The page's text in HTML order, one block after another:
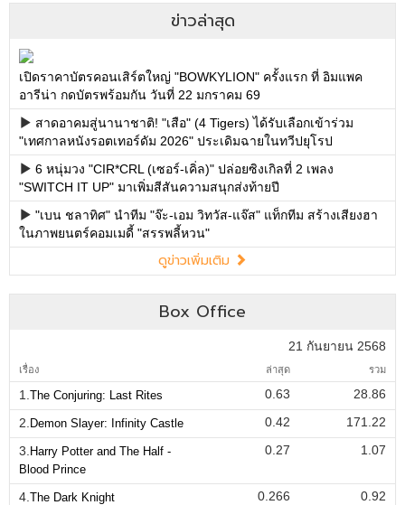
ข่าวล่าสุด
เปิดราคาบัตรคอนเสิร์ตใหญ่ "BOWKYLION" ครั้งแรก ที่ อิมแพค
อารีน่า กดบัตรพร้อมกัน วันที่ 22 มกราคม 69
สาดอาคมสู่นานาชาติ! "เสือ" (4 Tigers) ได้รับเลือกเข้าร่วม
"เทศกาลหนังรอตเทอร์ดัม 2026" ประเดิมฉายในทวีปยุโรป
6 หนุ่มวง "CIR*CRL (เซอร์-เคิ่ล)" ปล่อยซิงเกิลที่ 2 เพลง
"SWITCH IT UP" มาเพิ่มสีสันความสนุกส่งท้ายปี
"เบน ชลาทิศ" นำทีม "จ๊ะ-เอม วิทวัส-แจ๊ส" แท็กทีม สร้างเสียงฮา
ในภาพยนตร์คอมเมดี้ "สรรพลี้หวน"
ดูข่าวเพิ่มเติม
Box Office
21 กันยายน 2568
เรื่อง ล่าสุด รวม
1. The Conjuring: Last Rites 0.63
28.86
2. Demon Slayer: Infinity Castle 0.42
171.22
3. Harry Potter and The Half -
Blood Prince
0.27 1.07
4. The Dark Knight 0.266
0.92